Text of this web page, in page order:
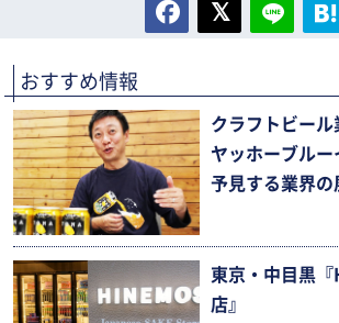
おすすめ情報
クラフトビール
ヤッホーブルー
予見する業界の
東京・中目黒
店』